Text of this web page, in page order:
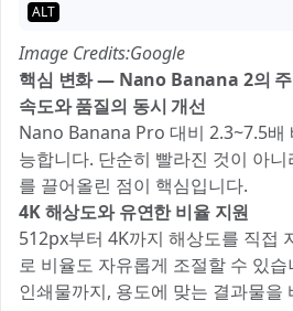
ALT
Image Credits:Google
핵심 변화 — Nano Banana 2의
속도와 품질의 동시 개선
Nano Banana Pro 대비 2.3~7.5배
능합니다. 단순히 빨라진 것이 아
를 끌어올린 점이 핵심입니다.
4K 해상도와 유연한 비율 지원
512px부터 4K까지 해상도를 직접
로 비율도 자유롭게 조절할 수 있습
인쇄물까지, 용도에 맞는 결과물을